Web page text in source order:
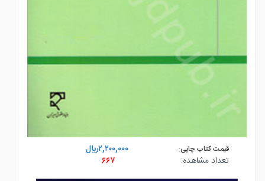
قیمت کتاب چاپی:
۲,۲۰۰,۰۰۰ريال
تعداد مشاهده:
۶۶۷